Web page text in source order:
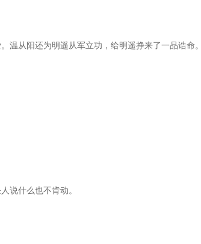
温从阳还为明遥从军立功，给明遥挣来了一品诰命
说什么也不肯动。